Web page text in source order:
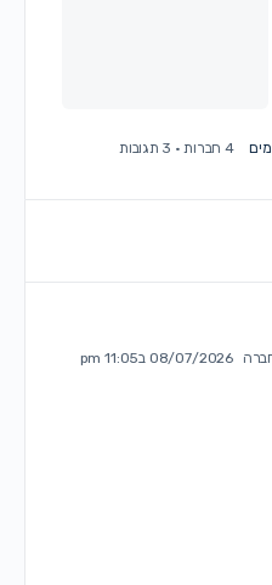
4 חברות · 3 תגובות
08/07/2026 ב11:05 pm